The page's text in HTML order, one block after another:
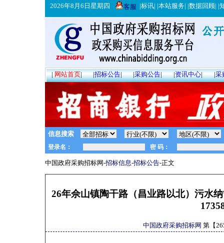
2026年8月6日星期四 客服 |标讯| |本站服务| |数据回顾| |
|网站首页| |招标公告| |采购公告| |资讯中心| |采
信息搜索
中国政府采购招标网-招标信息-招标公告-正文
26年佘山镇陶干路（昌业路以北）污水
中国政府采购招标网 第【